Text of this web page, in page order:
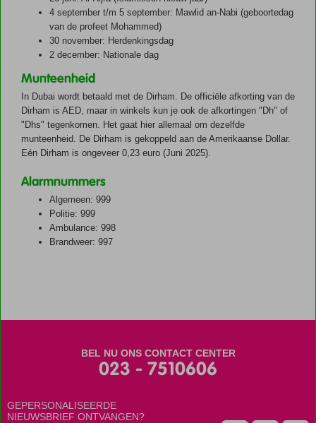
4 september t/m 5 september: Mawlid an-Nabi (geboortedag
van de profeet Mohammed)
30 november: Herdenkingsdag
2 december: Nationale dag
Munteenheid
In Dubai wordt betaald met de Dirham. De officiële afkorting van de
Dirham is AED, maar in winkels kun je ook de afkortingen "Dh" of
"Dhs" tegenkomen. Het gaat hier allemaal om dezelfde
munteenheid. De Dirham is gekoppeld aan de Amerikaanse Dollar.
Eén Dirham is ongeveer 0,23 euro (Juni 2025).
Alarmnummers
Algemeen: 999
Politie: 999
Ambulance: 998
Brandweer: 997
BEL NU ONS CONTACT CENTER
023 - 7510606
GEPERSONALISEERDE
NIEUWSBRIEF ONTVANGEN?